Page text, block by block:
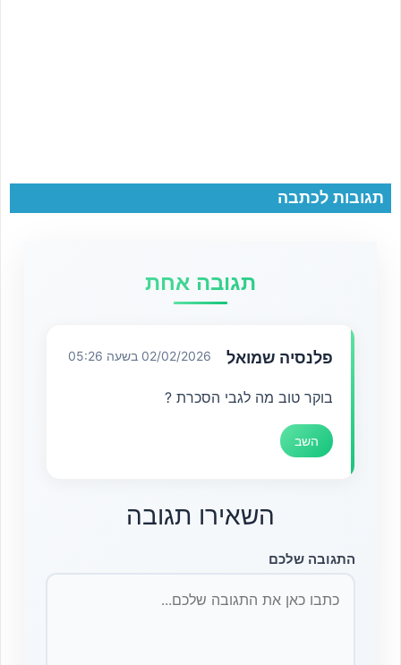
תגובות לכתבה
תגובה אחת
פלנסיה שמואל 02/02/2026 בשעה 05:26
בוקר טוב מה לגבי הסכרת ?
השב
השאירו תגובה
התגובה שלכם